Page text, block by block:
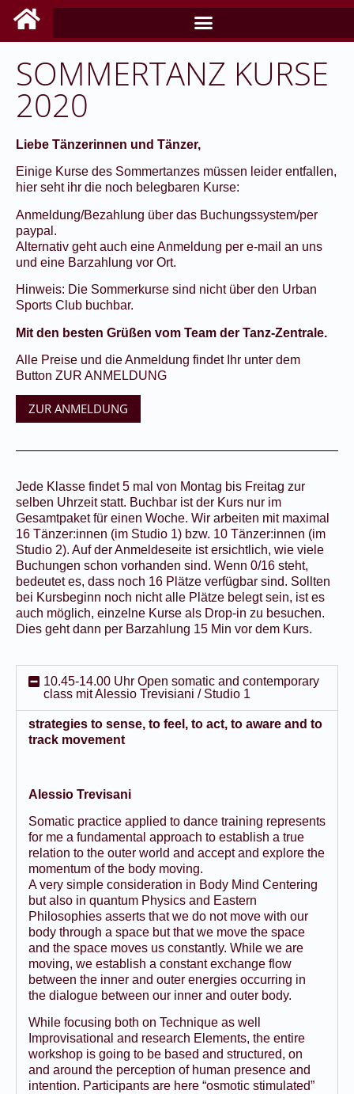
SOMMERTANZ KURSE
2020
Liebe Tänzerinnen und Tänzer,
Einige Kurse des Sommertanzes müssen leider entfallen,
hier seht ihr die noch belegbaren Kurse:
Anmeldung/Bezahlung über das Buchungssystem/per
paypal.
Alternativ geht auch eine Anmeldung per e-mail an uns
und eine Barzahlung vor Ort.
Hinweis: Die Sommerkurse sind nicht über den Urban
Sports Club buchbar.
Mit den besten Grüßen vom Team der Tanz-Zentrale.
Alle Preise und die Anmeldung findet Ihr unter dem
Button ZUR ANMELDUNG
ZUR ANMELDUNG
Jede Klasse findet 5 mal von Montag bis Freitag zur
selben Uhrzeit statt. Buchbar ist der Kurs nur im
Gesamtpaket für einen Woche. Wir arbeiten mit maximal
16 Tänzer:innen (im Studio 1) bzw. 10 Tänzer:innen (im
Studio 2). Auf der Anmeldeseite ist ersichtlich, wie viele
Buchungen schon vorhanden sind. Wenn 0/16 steht,
bedeutet es, dass noch 16 Plätze verfügbar sind. Sollten
bei Kursbeginn noch nicht alle Plätze belegt sein, ist es
auch möglich, einzelne Kurse als Drop-in zu besuchen.
Dies geht dann per Barzahlung 15 Min vor dem Kurs.
10.45-14.00 Uhr Open somatic and contemporary
class mit Alessio Trevisiani / Studio 1
strategies to sense, to feel, to act, to aware and to
track movement
Alessio Trevisani
Somatic practice applied to dance training represents
for me a fundamental approach to establish a true
relation to the outer world and accept and explore the
momentum of the body moving.
A very simple consideration in Body Mind Centering
but also in quantum Physics and Eastern
Philosophies asserts that we do not move with our
body through a space but that we move the space
and the space moves us constantly. While we are
moving, we establish a constant exchange flow
between the inner and outer energies occurring in
the dialogue between our inner and outer body.
While focusing both on Technique as well
Improvisational and research Elements, the entire
workshop is going to be based and structured, on
and around the perception of human presence and
intention. Participants are here “osmotic stimulated”